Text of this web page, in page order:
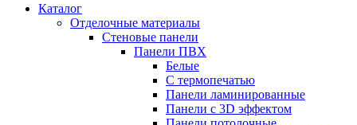
Каталог
Отделочные материалы
Стеновые панели
Панели ПВХ
Белые
С термопечатью
Панели ламинированные
Панели с 3D эффектом